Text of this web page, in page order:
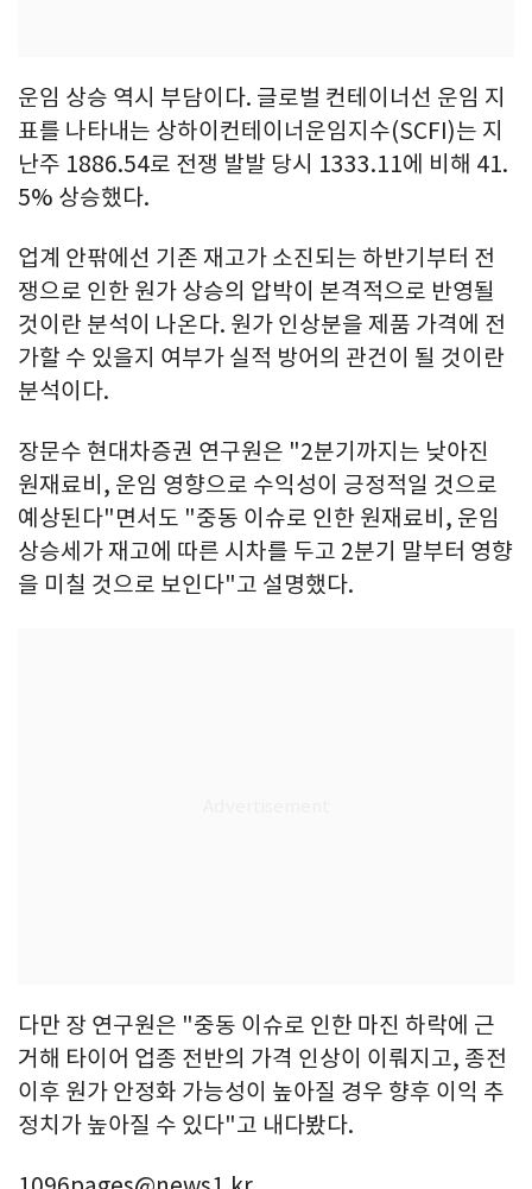
운임 상승 역시 부담이다. 글로벌 컨테이너선 운임 지
표를 나타내는 상하이컨테이너운임지수(SCFI)는 지
난주 1886.54로 전쟁 발발 당시 1333.11에 비해 41.
5% 상승했다.
업계 안팎에선 기존 재고가 소진되는 하반기부터 전
쟁으로 인한 원가 상승의 압박이 본격적으로 반영될
것이란 분석이 나온다. 원가 인상분을 제품 가격에 전
가할 수 있을지 여부가 실적 방어의 관건이 될 것이란
분석이다.
장문수 현대차증권 연구원은 "2분기까지는 낮아진
원재료비, 운임 영향으로 수익성이 긍정적일 것으로
예상된다"면서도 "중동 이슈로 인한 원재료비, 운임
상승세가 재고에 따른 시차를 두고 2분기 말부터 영향
을 미칠 것으로 보인다"고 설명했다.
다만 장 연구원은 "중동 이슈로 인한 마진 하락에 근
거해 타이어 업종 전반의 가격 인상이 이뤄지고, 종전
이후 원가 안정화 가능성이 높아질 경우 향후 이익 추
정치가 높아질 수 있다"고 내다봤다.